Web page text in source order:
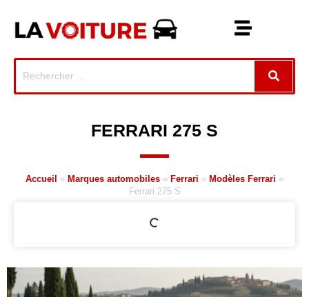
FERRARI 275 S
Accueil » Marques automobiles » Ferrari » Modèles Ferrari »
Ferrari 275 S